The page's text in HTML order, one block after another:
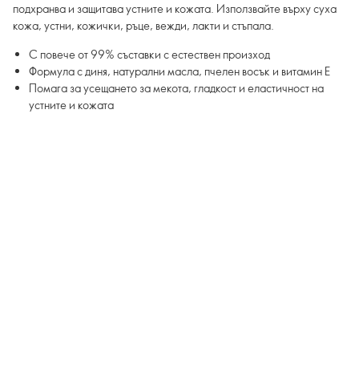
подхранва и защитава устните и кожата. Използвайте върху суха
кожа, устни, кожички, ръце, вежди, лакти и стъпала.
С повече от 99% съставки с естествен произход
Формула с диня, натурални масла, пчелен восък и витамин Е
Помага за усещането за мекота, гладкост и еластичност на
устните и кожата